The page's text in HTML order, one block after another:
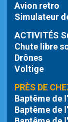
Avion retro
Simulateur
ACTIVITÉS
Chute libre
Drônes
Voltige
PRÈS DE
Baptême de
Baptême de